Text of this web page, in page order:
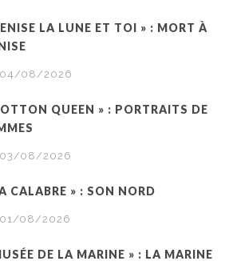
LA LUNE ET TOI » : MORT À
04/08/2026
QUEEN » : PORTRAITS DE
03/08/2026
CALABRE » : SON NORD
01/08/2026
DE LA MARINE » : LA MARINE